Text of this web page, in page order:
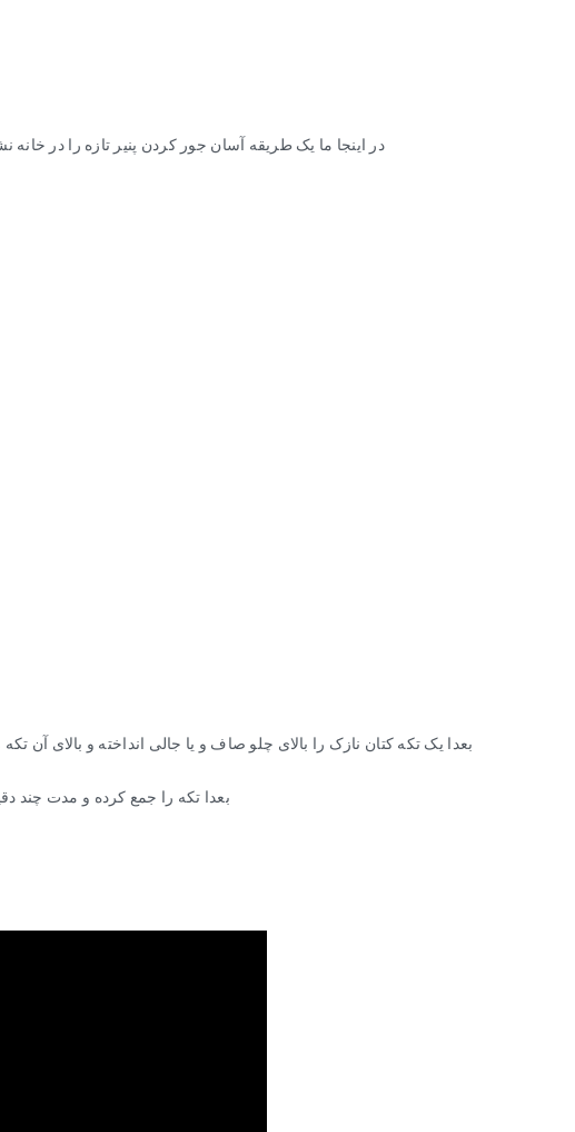
در اینجا ما یک طریقه آسان جور کردن پنیر تازه را در خانه
بعدا یک تکه کتان نازک را بالای چلو صاف و یا جالی انداخته و بالای
بعدا تکه را جمع کرده و مدت چند